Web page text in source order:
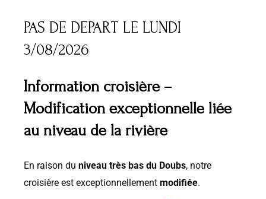
PAS DE DEPART LE LUNDI
3/08/2026
Information croisière –
Modification exceptionnelle liée
au niveau de la rivière
En raison duniveau très bas du Doubs, notre
croisière est exceptionnellementmodifiée.